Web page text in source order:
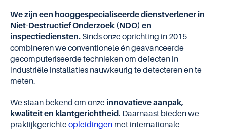
We zijn een hooggespecialiseerde dienstverlener in
Niet-Destructief Onderzoek (NDO) en
inspectiediensten. Sinds onze oprichting in 2015
combineren we conventionele én geavanceerde
gecomputeriseerde technieken om defecten in
industriële installaties nauwkeurig te detecteren en te
meten.
We staan bekend om onze innovatieve aanpak,
kwaliteit en klantgerichtheid. Daarnaast bieden we
praktijkgerichteopleidingen met internationale